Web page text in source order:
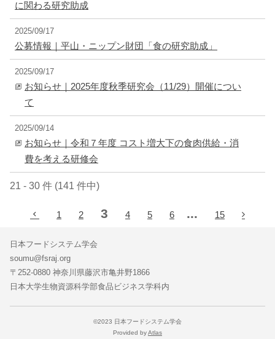
に関わる研究助成
2025/09/17
公募情報｜平山・ニップン財団「食の研究助成」
2025/09/17
お知らせ｜2025年度秋季研究会（11/29）開催につい
て
2025/09/14
お知らせ｜令和７年度 コスト増大下の食肉供給・消
費を考える研修会
21 - 30 件 (141 件中)
1 2 3 4 5 6 ... 15
日本フードシステム学会
soumu@fsraj.org
〒252-0880 神奈川県藤沢市亀井野1866
日本大学生物資源科学部食品ビジネス学科内
©2023 日本フードシステム学会
Provided byAtlas